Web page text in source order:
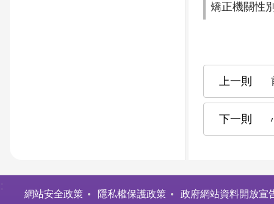
矯正機關性
網站安全政策 隱私權保護政策 政府網站資料開放宣